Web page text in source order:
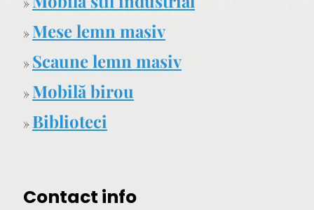
» Mese lemn masiv
» Scaune lemn masiv
» Mobilă birou
» Biblioteci
Contact info